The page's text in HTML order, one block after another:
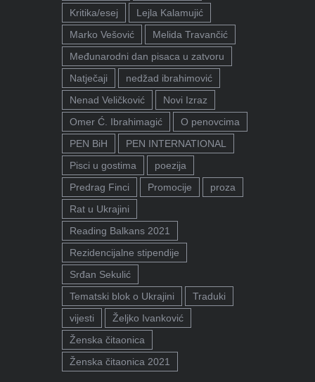
Kritika/esej
Lejla Kalamujić
Marko Vešović
Melida Travančić
Međunarodni dan pisaca u zatvoru
Natječaji
nedžad ibrahimović
Nenad Veličković
Novi Izraz
Omer Ć. Ibrahimagić
O penovcima
PEN BiH
PEN INTERNATIONAL
Pisci u gostima
poezija
Predrag Finci
Promocije
proza
Rat u Ukrajini
Reading Balkans 2021
Rezidencijalne stipendije
Srđan Sekulić
Tematski blok o Ukrajini
Traduki
vijesti
Željko Ivanković
Ženska čitaonica
Ženska čitaonica 2021